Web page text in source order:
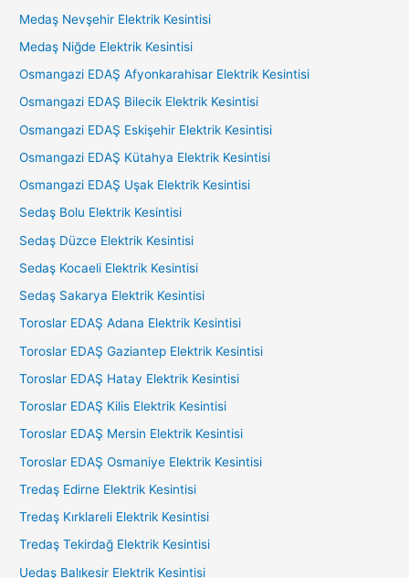
Medaş Nevşehir Elektrik Kesintisi
Medaş Niğde Elektrik Kesintisi
Osmangazi EDAŞ Afyonkarahisar Elektrik Kesintisi
Osmangazi EDAŞ Bilecik Elektrik Kesintisi
Osmangazi EDAŞ Eskişehir Elektrik Kesintisi
Osmangazi EDAŞ Kütahya Elektrik Kesintisi
Osmangazi EDAŞ Uşak Elektrik Kesintisi
Sedaş Bolu Elektrik Kesintisi
Sedaş Düzce Elektrik Kesintisi
Sedaş Kocaeli Elektrik Kesintisi
Sedaş Sakarya Elektrik Kesintisi
Toroslar EDAŞ Adana Elektrik Kesintisi
Toroslar EDAŞ Gaziantep Elektrik Kesintisi
Toroslar EDAŞ Hatay Elektrik Kesintisi
Toroslar EDAŞ Kilis Elektrik Kesintisi
Toroslar EDAŞ Mersin Elektrik Kesintisi
Toroslar EDAŞ Osmaniye Elektrik Kesintisi
Tredaş Edirne Elektrik Kesintisi
Tredaş Kırklareli Elektrik Kesintisi
Tredaş Tekirdağ Elektrik Kesintisi
Uedaş Balıkesir Elektrik Kesintisi